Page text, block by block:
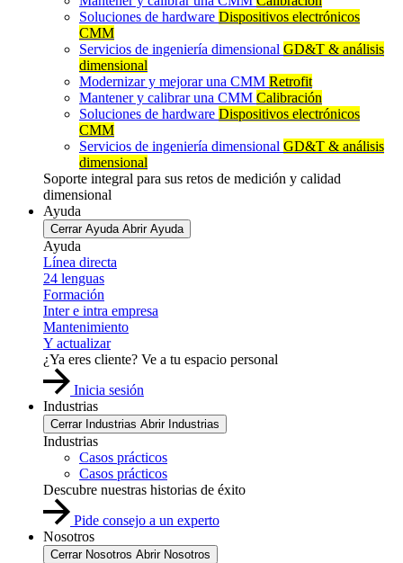
Soluciones de hardware Dispositivos electrónicos
CMM
Servicios de ingeniería dimensional GD&T & análisis
dimensional
Modernizar y mejorar una CMM Retrofit
Mantener y calibrar una CMM Calibración
Soluciones de hardware Dispositivos electrónicos
CMM
Servicios de ingeniería dimensional GD&T & análisis
dimensional
Soporte integral para sus retos de medición y calidad
dimensional
Ayuda
Cerrar Ayuda Abrir Ayuda
Ayuda
Línea directa
24 lenguas
Formación
Inter e intra empresa
Mantenimiento
Y actualizar
¿Ya eres cliente? Ve a tu espacio personal
Inicia sesión
Industrias
Cerrar Industrias Abrir Industrias
Industrias
Casos prácticos
Casos prácticos
Descubre nuestras historias de éxito
Pide consejo a un experto
Nosotros
Cerrar Nosotros Abrir Nosotros